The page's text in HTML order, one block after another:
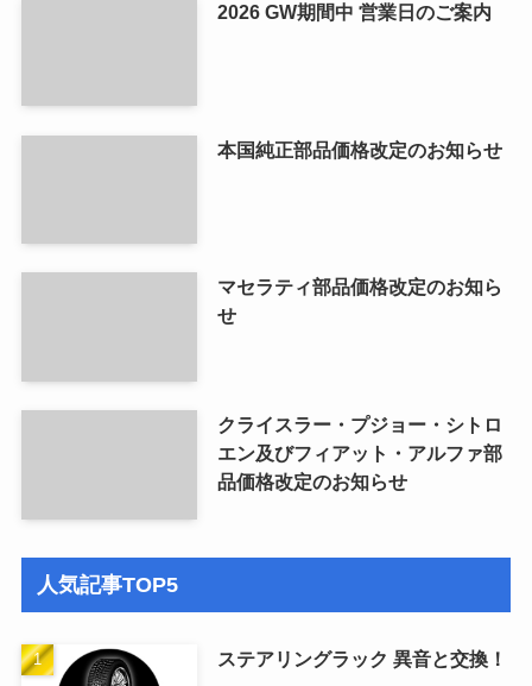
2026 GW期間中 営業日のご案内
本国純正部品価格改定のお知らせ
マセラティ部品価格改定のお知ら
せ
クライスラー・プジョー・シトロ
エン及びフィアット・アルファ部
品価格改定のお知らせ
人気記事TOP5
ステアリングラック 異音と交換！